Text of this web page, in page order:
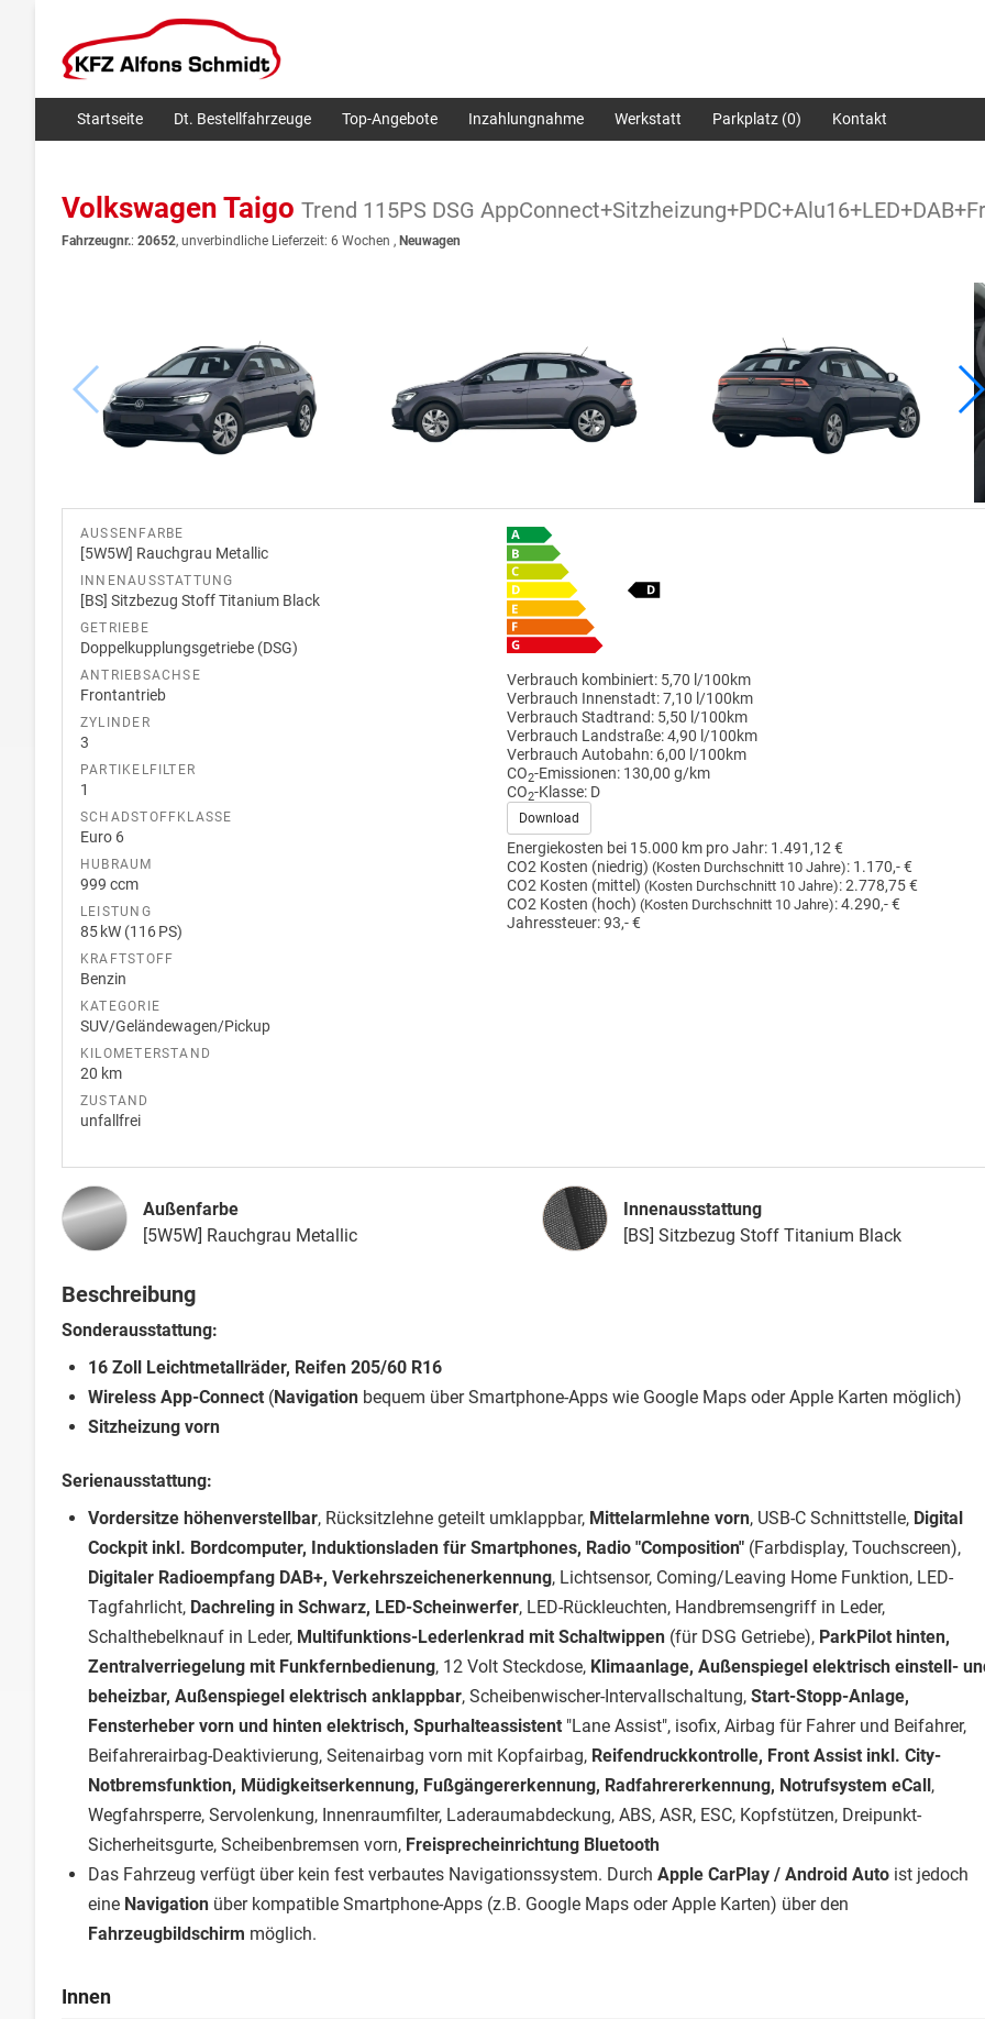
Startseite Dt. Bestellfahrzeuge Top-Angebote Inzahlungnahme Werkstatt Parkplatz (0) Kontakt
Volkswagen Taigo Trend 115PS DSG
Fahrzeugnr.: 20652, unverbindliche Lieferzeit: 6 Wochen , Neuwagen
AUSSENFARBE
[5W5W] Rauchgrau Metallic
INNENAUSSTATTUNG
[BS] Sitzbezug Stoff Titanium Black
GETRIEBE
Doppelkupplungsgetriebe (DSG)
ANTRIEBSACHSE
Frontantrieb
ZYLINDER
3
PARTIKELFILTER
1
SCHADSTOFFKLASSE
Euro 6
HUBRAUM
999 ccm
LEISTUNG
85 kW (116 PS)
KRAFTSTOFF
Benzin
KATEGORIE
SUV/Geländewagen/Pickup
KILOMETERSTAND
20 km
ZUSTAND
unfallfrei
Verbrauch kombiniert: 5,70 l/100km
Verbrauch Innenstadt:7,10 l/100km
Verbrauch Stadtrand: 5,50 l/100km
Verbrauch Landstraße:4,90 l/100km
Verbrauch Autobahn: 6,00 l/100km
CO2-Emissionen: 130,00 g/km
CO2-Klasse: D
Download
Energiekosten bei 15.000 km pro Jahr: 1.491,12 €
CO2 Kosten (niedrig) (Kosten Durchschnitt 10 Jahre): 1.170,- €
CO2 Kosten (mittel) (Kosten Durchschnitt 10 Jahre):2.778,75 €
CO2 Kosten (hoch) (Kosten Durchschnitt 10 Jahre):4.290,- €
Jahressteuer:93,- €
Außenfarbe
[5W5W] Rauchgrau Metallic
Innenausstattung
Innenausstattung
[BS] Sitzbezug Stoff Titanium Black
Beschreibung
Sonderausstattung:
16 Zoll Leichtmetallräder, Reifen 205/60 R16
Wireless App-Connect (Navigation bequem über Smartphone-Apps wie Google Maps oder Apple Karten möglich)
Sitzheizung vorn
Serienausstattung:
Vordersitze höhenverstellbar, Rücksitzlehne geteilt umklappbar, Mittelarmlehne vorn, USB-C Schnittstelle, Digital
Cockpit inkl. Bordcomputer, Induktionsladen für Smartphones, Radio "Composition" (Farbdisplay, Touchscreen),
Digitaler Radioempfang DAB+, Verkehrszeichenerkennung, Lichtsensor, Coming/Leaving Home Funktion, LED-
Tagfahrlicht, Dachreling in Schwarz, LED-Scheinwerfer, LED-Rückleuchten, Handbremsengriff in Leder,
Schalthebelknauf in Leder, Multifunktions-Lederlenkrad mit Schaltwippen (für DSG Getriebe), ParkPilot hinten,
Zentralverriegelung mit Funkfernbedienung, 12 Volt Steckdose, Klimaanlage, Außenspiegel elektrisch einstell-
beheizbar, Außenspiegel elektrisch anklappbar, Scheibenwischer-Intervallschaltung, Start-Stopp-Anlage,
Fensterheber vorn und hinten elektrisch, Spurhalteassistent "Lane Assist", isofix, Airbag für Fahrer und Beifahrer,
Beifahrerairbag-Deaktivierung, Seitenairbag vorn mit Kopfairbag, Reifendruckkontrolle, Front Assist inkl. City-
Notbremsfunktion, Müdigkeitserkennung, Fußgängererkennung, Radfahrererkennung, Notrufsystem eCall,
Wegfahrsperre, Servolenkung, Innenraumfilter, Laderaumabdeckung, ABS, ASR, ESC, Kopfstützen, Dreipunkt-
Sicherheitsgurte, Scheibenbremsen vorn, Freisprecheinrichtung Bluetooth
Das Fahrzeug verfügt über kein fest verbautes Navigationssystem. Durch Apple CarPlay / Android Auto ist jedoch
eine Navigation über kompatible Smartphone-Apps (z.B. Google Maps oder Apple Karten) über den
Fahrzeugbildschirm möglich.
Innen